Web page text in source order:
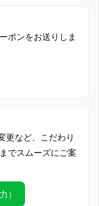
送に5～7営業日
で12～22営業日程
、Master、JCB、
ト、コミケ・同人
影会、スタジオ撮
ーマパーク仮装デ
や漫画、ゲームフ
ポンをお送りしま
更など、こだわり
でスムーズにご案
）